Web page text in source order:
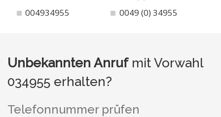
004934955
0049 (0) 34955
Unbekannten Anrufmit Vorwahl
034955 erhalten?
Telefonnummer prüfen